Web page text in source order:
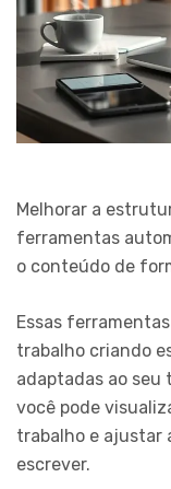
Melhorar a
ferramentas
o conteúdo de
Essas
trabalho criando
adaptadas ao seu
você pode
trabalho e ajustar
escrever.